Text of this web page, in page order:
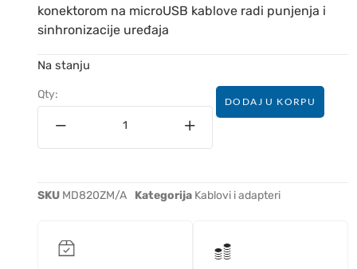
konektorom na microUSB kablove radi punjenja i
sinhronizacije uređaja
Na stanju
Qty:
DODAJ U KORPU
SKU MD820ZM/A Kategorija Kablovi i adapteri